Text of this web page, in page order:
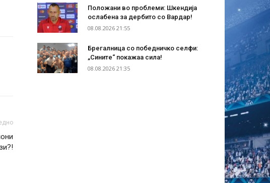
Положани во проблеми: Шкендија
ослабена за дербито со Вардар!
08.08.2026 21:55
Брегалница со победничко селфи:
„Сините“ покажаа сила!
08.08.2026 21:35